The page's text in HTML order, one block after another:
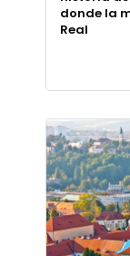
donde la
Real